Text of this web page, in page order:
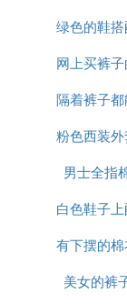
绿色的鞋
网上买裤
么
隔着裤子
粉色西装
裤
男士全指
白色鞋子
有下摆的
子
美女的裤